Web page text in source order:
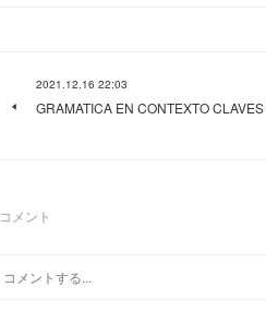
2021.12.16 22:03
GRAMATICA EN CONTEXTO
コメント